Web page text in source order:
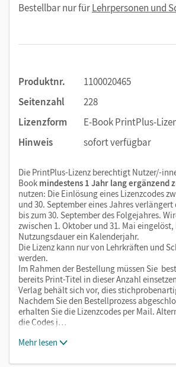
Bestellbar nur fürLehrpersonen und
Produktnr.
1100020465
Seitenzahl
228
Lizenzform
E-Book PrintPlus-
Hinweis
sofort verfügbar
Die PrintPlus-Lizenz berechtigt Nutzer/-
Book mindestens 1 Jahr lang ergänzend
nutzen: Die Einlösung eines Lizenzcodes
und 30. September eines Jahres
bis zum 30. September des Folgejahres.
zwischen 1. Oktober und 31. Mai
Nutzungsdauer ein Kalenderjahr.
Die Lizenz kann nur von Lehrkräften und
werden.
Im Rahmen der Bestellung müssen Sie
bereits Print-Titel in dieser Anzahl
Verlag behält sich vor, dies
Nachdem Sie den Bestellprozess
erhalten Sie die Lizenzcodes per Mail.
die Codes j…
Mehr lesen